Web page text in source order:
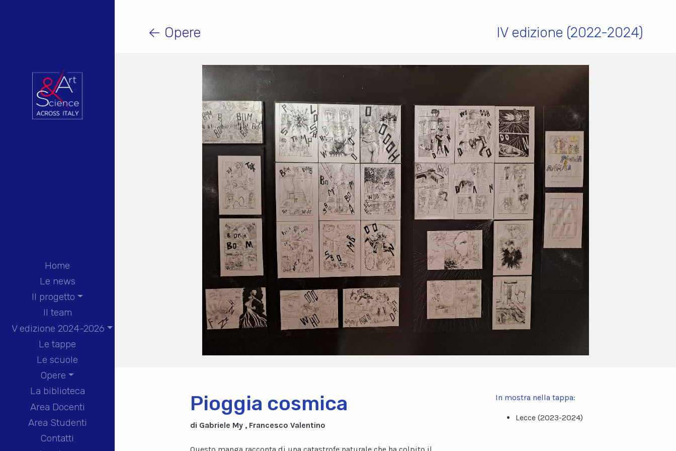
Home
Le news
Il progetto
Il team
V edizione 2024-2026
Le tappe
Le scuole
Opere
La biblioteca
Area Docenti
Area Studenti
Contatti
← Opere IV edizione (2022-2024)
Pioggia cosmica
di Gabriele My , Francesco Valentino
In mostra nella tappa:
Lecce (2023-2024)